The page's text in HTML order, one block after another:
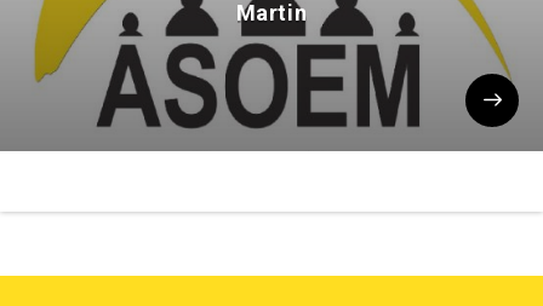
Martin